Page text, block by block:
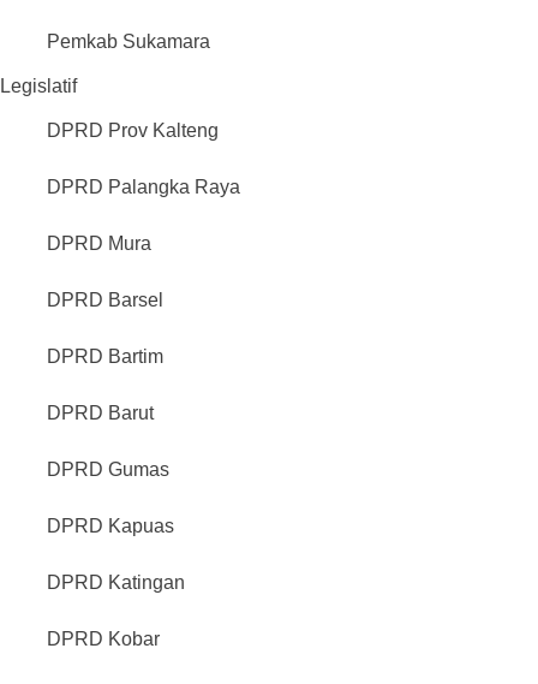
Pemkab Sukamara
Legislatif
DPRD Prov Kalteng
DPRD Palangka Raya
DPRD Mura
DPRD Barsel
DPRD Bartim
DPRD Barut
DPRD Gumas
DPRD Kapuas
DPRD Katingan
DPRD Kobar